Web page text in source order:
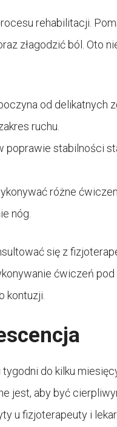
rehabilitacji.
złagodzić ból. Oto
od delikatnych
ruchu.
poprawie stabilności
różne
nóg.
się z
ćwiczeń pod
kontuzji.
do kilku
jest, aby być
u fizjoterapeuty i